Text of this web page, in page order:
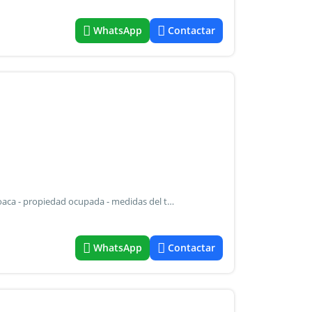
WhatsApp Contactar
Ciudad:capital fe - zona:normal - asfalto - obra sanitaria:cloaca - propiedad ocupada - medidas del terreno:15.4x8.85 - categoria:bueno - multi-familiar - edificio antiguo de 600 m2, desarrollado en planta baja, 2 pisos y terraza. Posee pisos de pinotea y cerámica, orientación norte, muy buena luminosidad. Cuenta con 15 habtaciones, 5 baños, 64 camas. Lote 15.48x8.85 superficie de terreno 137 m2 zonificación r2aii la unidad se transfiere con un contrato de locación vigente hasta octubre de 2015, con renta de u$s 3.000 mensuales.
WhatsApp Contactar